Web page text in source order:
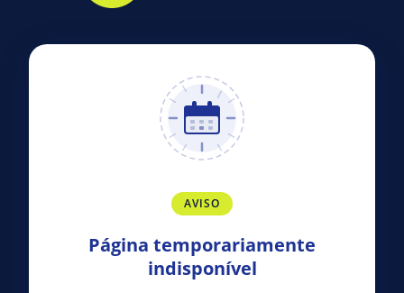
AVISO
Página temporariamente
indisponível